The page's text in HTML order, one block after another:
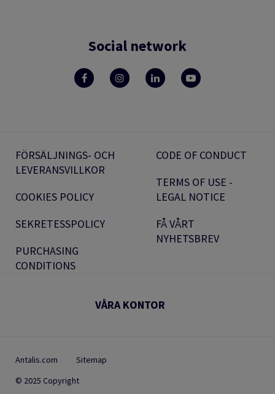
Social network
FÖRSÄLJNINGS- OCH
LEVERANSVILLKOR
COOKIES POLICY
SEKRETESSPOLICY
PURCHASING
CONDITIONS
CODE OF CONDUCT
TERMS OF USE -
LEGAL NOTICE
FÅ VÅRT
NYHETSBREV
VÅRA KONTOR
Antalis.com
Sitemap
© 2025 Copyright